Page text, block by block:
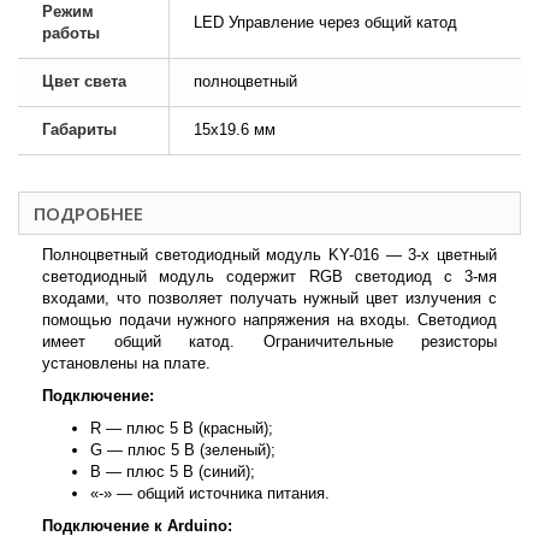
Режим
работы
LED Управление через общий катод
Цвет света полноцветный
Габариты 15x19.6 мм
ПОДРОБНЕЕ
Полноцветный светодиодный модуль KY-016 — 3-х цветный
светодиодный модуль содержит RGB светодиод с 3-мя
входами, что позволяет получать нужный цвет излучения с
помощью подачи нужного напряжения на входы. Светодиод
имеет общий катод. Ограничительные резисторы
установлены на плате.
Подключение:
R — плюс 5 В (красный);
G — плюс 5 В (зеленый);
B — плюс 5 В (синий);
«-» — общий источника питания.
Подключение к Arduino: